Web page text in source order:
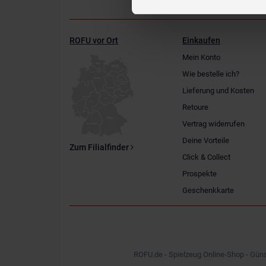
ROFU vor Ort
Zum Filialfinder
Einkaufen
Mein Konto
Wie bestelle ich?
Lieferung und Kosten
Retoure
Vertrag widerrufen
Deine Vorteile
Click & Collect
Prospekte
Geschenkkarte
ROFU.de - Spielzeug Online-Shop -